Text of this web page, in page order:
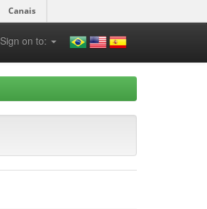
Canais
Sign on to: